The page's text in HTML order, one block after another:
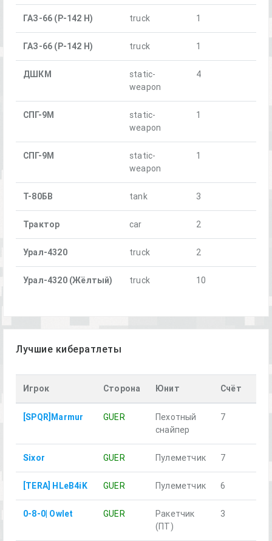
ГАЗ-66 (Р-142 Н) truck 1
ГАЗ-66 (Р-142 Н) truck 1
ДШКМ
static-
weapon
4
СПГ-9M
static-
weapon
1
СПГ-9M
static-
weapon
1
Т-80БВ tank 3
Трактор car 2
Урал-4320 truck 2
Урал-4320 (Жёлтый) truck 10
Лучшие кибератлеты
Игрок Сторона Юнит Счёт
[SPQR]Marmur GUER
Пехотный
снайпер
7
Sixor GUER Пулеметчик 7
[TERA] HLeB4iK GUER Пулеметчик 6
0-8-0| Owlet GUER
Ракетчик
(ПТ)
3